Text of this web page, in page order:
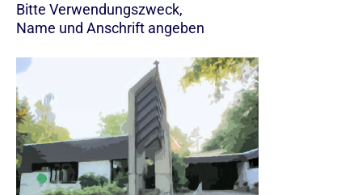
Bitte Verwendungszweck,
Name und Anschrift angeben